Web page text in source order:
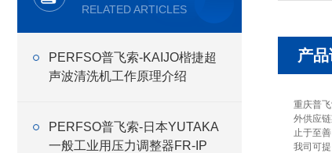
RELATED ARTICLES
PERFSO普飞索-KAIJO楷捷超
声波清洗机工作原理介绍
PERFSO普飞索-日本YUTAKA
一般工业用压力调整器FR-IP
产
重庆普
外供应
止于至
我司可